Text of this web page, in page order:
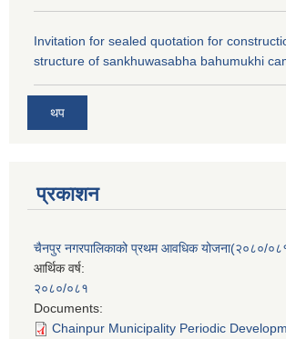
Invitation for sealed quotation for
structure of sankhuwasabha bahumukhi
थप
प्रकाशन
चैनपुर नगरपालिकाको प्रथम आवधिक योजना(२०८०/
आर्थिक वर्ष:
२०८०/०८१
Documents:
Chainpur Municipality Periodic